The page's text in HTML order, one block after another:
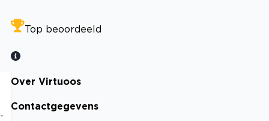
Top beoordeeld
Over Virtuoos
Contactgegevens